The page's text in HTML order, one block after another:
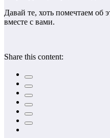
Давай те, хоть помечтаем об
вместе с вами.
Share this content: